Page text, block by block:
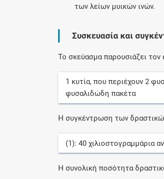
των λείων μυικών ινών.
Συσκευασία και
Το σκεύασμα παρουσιάζει
1 κυτία, που περιέχουν2
φυσαλιδώδη πακέτα
Η συγκέντρωση των
(1):40 χιλιοστογραμμάρια
Η συνολική ποσότητα